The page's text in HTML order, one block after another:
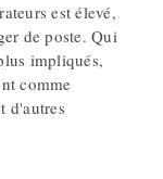
est élevé,
de poste. Qui
impliqués,
comme
d'autres